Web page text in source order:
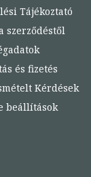
Tájékoztató
szerződéstől
és fizetés
Kérdések
beállítások